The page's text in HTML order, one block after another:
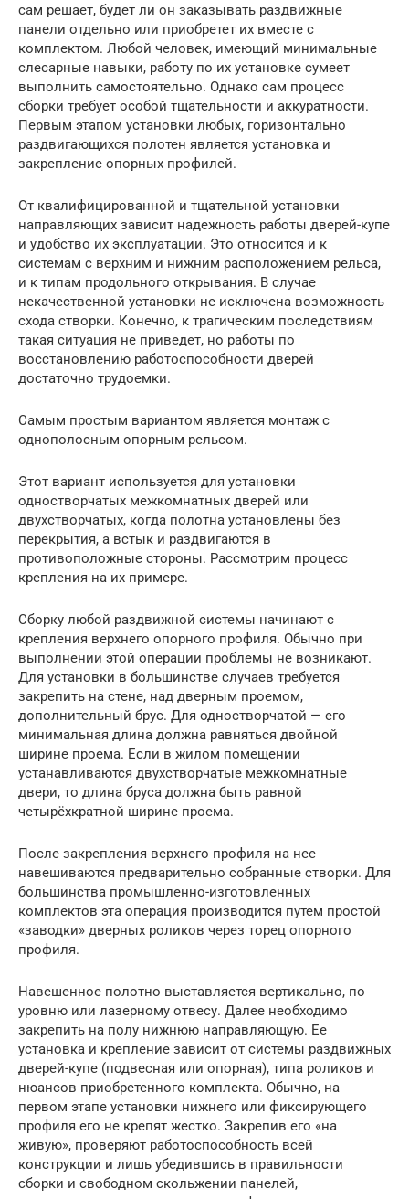
сам решает, будет ли он заказывать раздвижные
панели отдельно или приобретет их вместе с
комплектом. Любой человек, имеющий минимальные
слесарные навыки, работу по их установке сумеет
выполнить самостоятельно. Однако сам процесс
сборки требует особой тщательности и аккуратности.
Первым этапом установки любых, горизонтально
раздвигающихся полотен является установка и
закрепление опорных профилей.
От квалифицированной и тщательной установки
направляющих зависит надежность работы дверей-купе
и удобство их эксплуатации. Это относится и к
системам с верхним и нижним расположением рельса,
и к типам продольного открывания. В случае
некачественной установки не исключена возможность
схода створки. Конечно, к трагическим последствиям
такая ситуация не приведет, но работы по
восстановлению работоспособности дверей
достаточно трудоемки.
Самым простым вариантом является монтаж с
однополосным опорным рельсом.
Этот вариант используется для установки
одностворчатых межкомнатных дверей или
двухстворчатых, когда полотна установлены без
перекрытия, а встык и раздвигаются в
противоположные стороны. Рассмотрим процесс
крепления на их примере.
Сборку любой раздвижной системы начинают с
крепления верхнего опорного профиля. Обычно при
выполнении этой операции проблемы не возникают.
Для установки в большинстве случаев требуется
закрепить на стене, над дверным проемом,
дополнительный брус. Для одностворчатой — его
минимальная длина должна равняться двойной
ширине проема. Если в жилом помещении
устанавливаются двухстворчатые межкомнатные
двери, то длина бруса должна быть равной
четырёхкратной ширине проема.
После закрепления верхнего профиля на нее
навешиваются предварительно собранные створки. Для
большинства промышленно-изготовленных
комплектов эта операция производится путем простой
«заводки» дверных роликов через торец опорного
профиля.
Навешенное полотно выставляется вертикально, по
уровню или лазерному отвесу. Далее необходимо
закрепить на полу нижнюю направляющую. Ее
установка и крепление зависит от системы раздвижных
дверей-купе (подвесная или опорная), типа роликов и
нюансов приобретенного комплекта. Обычно, на
первом этапе установки нижнего или фиксирующего
профиля его не крепят жестко. Закрепив его «на
живую», проверяют работоспособность всей
конструкции и лишь убедившись в правильности
сборки и свободном скольжении панелей,